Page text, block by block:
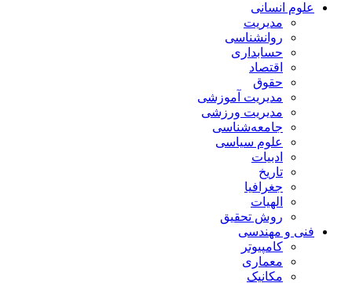
علوم انسانی
مدیریت
روانشناسی
حسابداری
اقتصاد
حقوق
مدیریت آموزشی
مدیریت ورزشی
جامعه‌شناسی
علوم سیاسی
ادبیات
تاریخ
جغرافیا
الهیات
روش تحقیق
فنی و مهندسی
کامپیوتر
معماری
مکانیک